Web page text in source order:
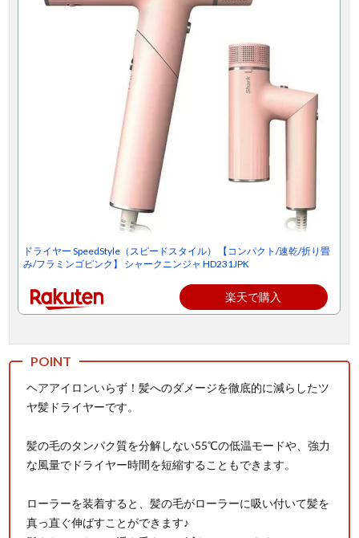
ドライヤー SpeedStyle（スピードスタイル） 【コンパクト/速乾/折り畳
み/フラミンゴピンク】 シャークニンジャ HD231JPK
楽天で購入
ヘアアイロンいらず！髪へのダメージを徹底的に減らしたツ
ヤ髪ドライヤーです。
髪の毛のタンパク質を分解しない55℃の低温モードや、強力
な風量でドライヤー時間を短縮することもできます。
ローラーを装着すると、髪の毛がローラーに吸い付いて髪を
真っ直ぐ伸ばすことができます♪